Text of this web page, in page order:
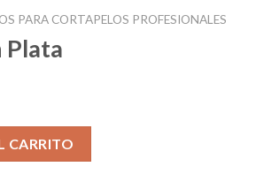
PARA CORTAPELOS PROFESIONALES
Plata
CARRITO